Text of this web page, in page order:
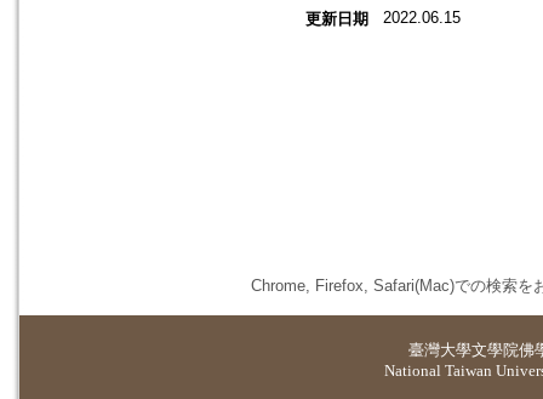
更新日期 2022.06.15
Chrome, Firefox, Safari(Mac)での検索を
臺灣大學文學院佛
National Taiwan